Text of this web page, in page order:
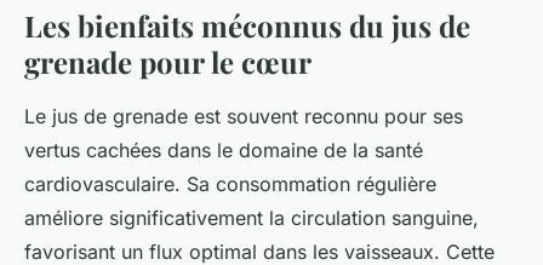
Découvrez les vertus cachées
du jus de grenade pour
booster la santé de votre cœur
Nolan • 7 août 2025 • 4 min de lecture
Les bienfaits méconnus du jus de
grenade pour le cœur
Le jus de grenade est souvent reconnu pour ses
vertus cachées dans le domaine de la santé
cardiovasculaire. Sa consommation régulière
améliore significativement la circulation sanguine,
favorisant un flux optimal dans les vaisseaux. Cette